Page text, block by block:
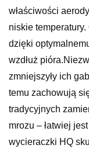
właściwości
niskie
dzięki
wzdłuż
zmniejszyły ich
temu zachowują
tradycyjnych
mrozu – łatwiej
wycieraczki HQ